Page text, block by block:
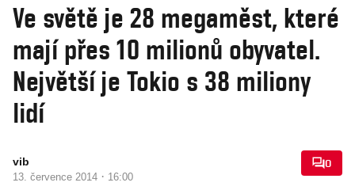
Ve světě je 28 megaměst, které
mají přes 10 milionů obyvatel.
Největší je Tokio s 38 miliony
lidí
vib
13. července 2014 · 16:00
0